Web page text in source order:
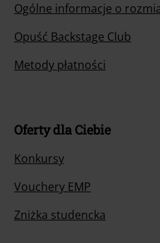
Ogólne informacje o
Opuść Backstage Club
Metody płatności
Oferty dla Ciebie
Konkursy
Vouchery EMP
Zniżka studencka